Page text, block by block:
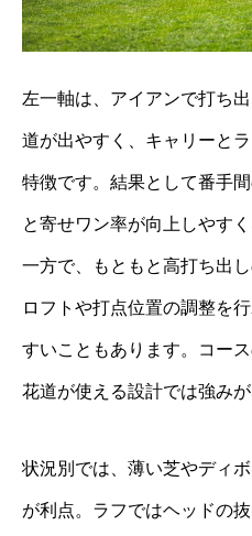
左一軸は、アイアンで打ち
道が出やすく、キャリーと
特徴です。結果として番手
と寄せワン率が向上しやすく
一方で、もともと高打ち出
ロフトや打点位置の調整を
すいこともあります。コー
花道が使える設計では強みが
状況別では、薄い芝やディ
が利点。ラフではヘッドの